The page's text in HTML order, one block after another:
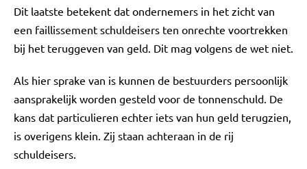
Dit laatste betekent dat ondernemers in het zicht van
een faillissement schuldeisers ten onrechte voortrekken
bij het teruggeven van geld. Dit mag volgens de wet niet.
Als hier sprake van is kunnen de bestuurders persoonlijk
aansprakelijk worden gesteld voor de tonnenschuld. De
kans dat particulieren echter iets van hun geld terugzien,
is overigens klein. Zij staan achteraan in de rij
schuldeisers.